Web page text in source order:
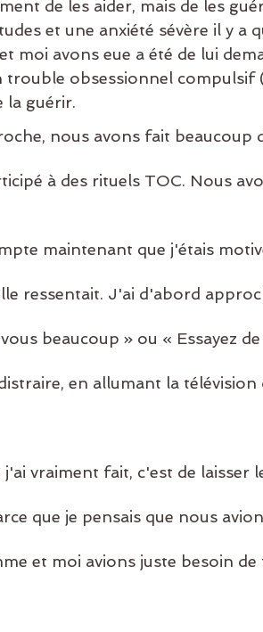
de les aider, mais de les
et une anxiété sévère il y a
moi avons eue a été de lui
trouble obsessionnel compulsif
la guérir.
nous avons fait beaucoup
à des rituels TOC. Nous
maintenant que j'étais
ressentait. J'ai d'abord
beaucoup » ou « Essayez
en allumant la
j'ai vraiment fait, c'est de laisser
que je pensais que nous
et moi avions juste besoin